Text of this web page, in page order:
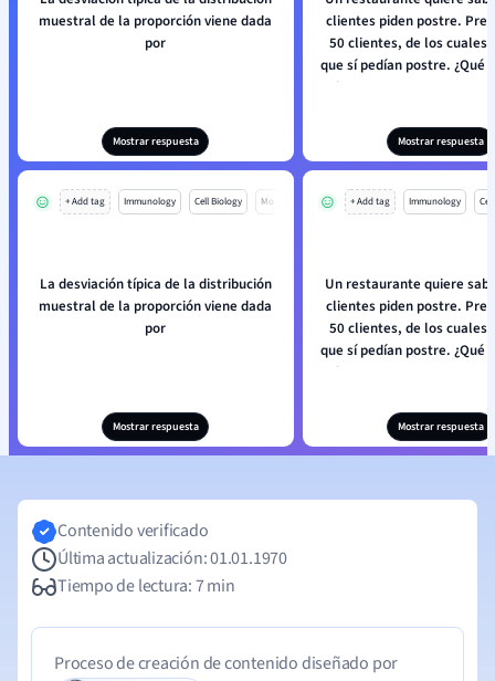
muestral de la proporción viene dada
por
Mostrar respuesta
clientes piden postre.
50 clientes, de los cuales
que sí pedían postre. ¿Qué
la correcta para
Mostrar respuesta
+ Add tag Immunology Cell Biology Mo
La desviación típica de la distribución
muestral de la proporción viene dada
por
Mostrar respuesta
+ Add tag Immunology
Un restaurante quiere
clientes piden postre.
50 clientes, de los cuales
que sí pedían postre. ¿Qué
la correcta para
Mostrar respuesta
Contenido verificado
Última actualización: 01.01.1970
Tiempo de lectura: 7 min
Proceso de creación de contenido diseñado por